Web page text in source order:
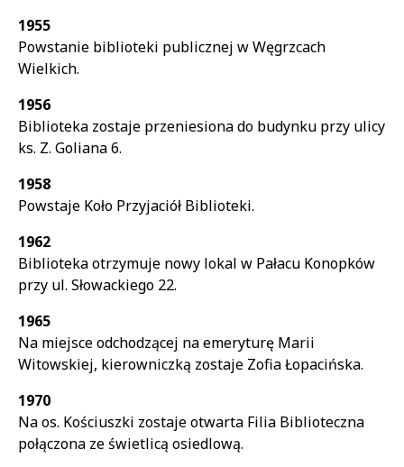
1955
Powstanie biblioteki publicznej w Węgrzcach
Wielkich.
1956
Biblioteka zostaje przeniesiona do budynku przy ulicy
ks. Z. Goliana 6.
1958
Powstaje Koło Przyjaciół Biblioteki.
1962
Biblioteka otrzymuje nowy lokal w Pałacu Konopków
przy ul. Słowackiego 22.
1965
Na miejsce odchodzącej na emeryturę Marii
Witowskiej, kierowniczką zostaje Zofia Łopacińska.
1970
Na os. Kościuszki zostaje otwarta Filia Biblioteczna
połączona ze świetlicą osiedlową.